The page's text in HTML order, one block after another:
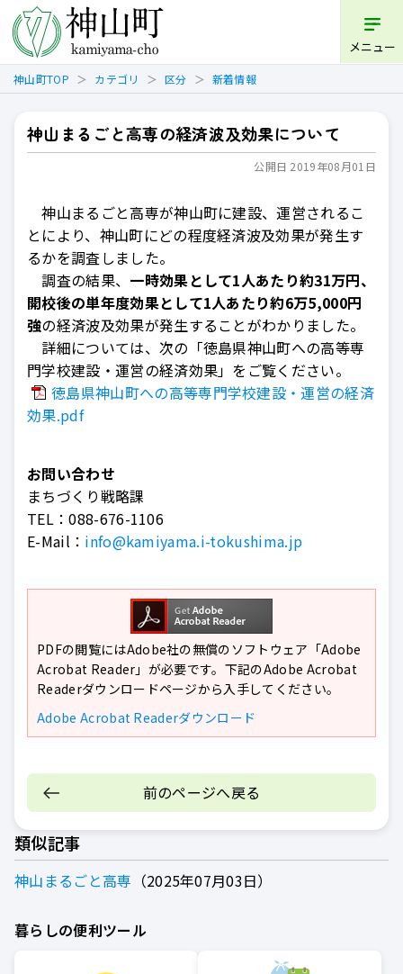
メニュー
神山町TOP カテゴリ 区分 新着情報
神山まるごと高専の経済波及効果について
公開日 2019年08月01日
神山まるごと高専が神山町に建設、運営されるこ
とにより、神山町にどの程度経済波及効果が発生す
るかを調査しました。
調査の結果、 一時効果として1人あたり約31万円、
開校後の単年度効果として1人あたり約6万5,000円
強の経済波及効果が発生することがわかりました。
詳細については、次の「徳島県神山町への高等専
門学校建設・運営の経済効果」をご覧ください。
徳島県神山町への高等専門学校建設・運営の経済
効果.pdf
お問い合わせ
まちづくり戦略課
TEL：088-676-1106
E-Mail： info@kamiyama.i-tokushima.jp
PDFの閲覧にはAdobe社の無償のソフトウェア「Adobe
Acrobat Reader」が必要です。下記のAdobe Acrobat
Readerダウンロードページから入手してください。
Adobe Acrobat Readerダウンロード
前のページへ戻る
類似記事
神山まるごと高専 2025年07月03日
暮らしの便利ツール